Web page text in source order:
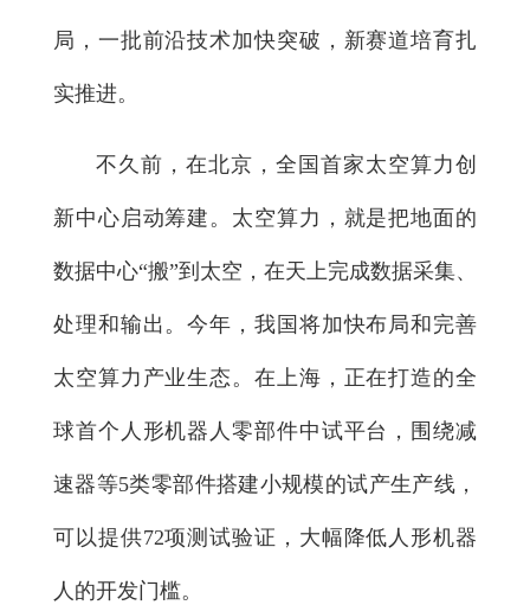
局，一批前沿技术加快突破，新赛道培育扎
实推进。
不久前，在北京，全国首家太空算力创
新中心启动筹建。太空算力，就是把地面的
数据中心“搬”到太空，在天上完成数据采集、
处理和输出。今年，我国将加快布局和完善
太空算力产业生态。在上海，正在打造的全
球首个人形机器人零部件中试平台，围绕减
速器等5类零部件搭建小规模的试产生产线，
可以提供72项测试验证，大幅降低人形机器
人的开发门槛。